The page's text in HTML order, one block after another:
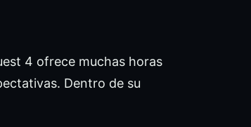
4 ofrece muchas horas
Dentro de su